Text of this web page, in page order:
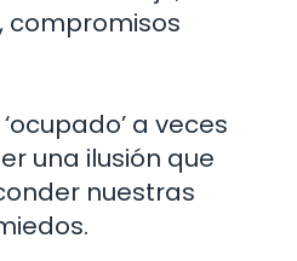
compromisos
a veces
una ilusión que
nuestras